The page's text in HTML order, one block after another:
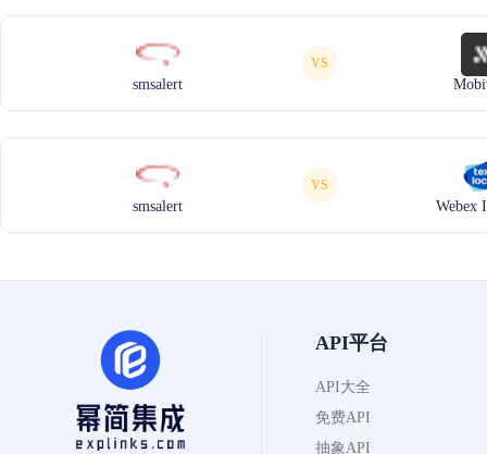
smsalert
VS
smsalert
VS
Webex
API平台
API大全
免费API
抽象API